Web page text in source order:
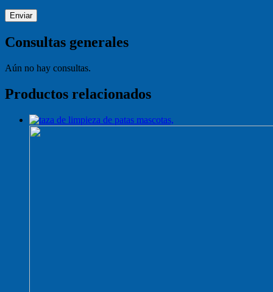
Consultas generales
Aún no hay consultas.
Productos relacionados